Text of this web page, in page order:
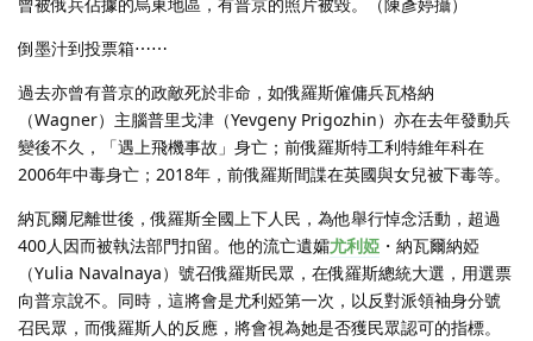
倒墨汁到投票箱⋯⋯
過去亦曾有普京的政敵死於非命，如俄羅斯僱傭兵瓦格納
（Wagner）主腦普里戈津（Yevgeny Prigozhin）亦在去年發動兵
變後不久，「遇上飛機事故」身亡；前俄羅斯特工利特維年科在
2006年中毒身亡；2018年，前俄羅斯間諜在英國與女兒被下毒等。
納瓦爾尼離世後，俄羅斯全國上下人民，為他舉行悼念活動，超過
400人因而被執法部門扣留。他的流亡遺孀尤利婭 ・納瓦爾納婭
（Yulia Navalnaya）號召俄羅斯民眾，在俄羅斯總統大選，用選票
向普京說不。同時，這將會是尤利婭第一次，以反對派領袖身分號
召民眾，而俄羅斯人的反應，將會視為她是否獲民眾認可的指標。